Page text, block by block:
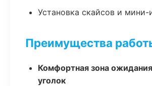
Установка скайсов и мини-
Преимущества
Комфортная зона
уголок